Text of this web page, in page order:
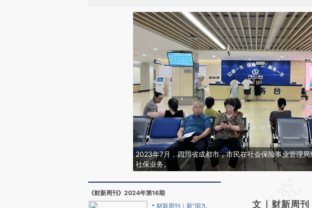
2023年7月，四川省成都市，市民在社会保险事业管理
社保业务。
《财新周刊》2024年第16期
财新周刊｜新“国九
AI基
文｜财新周